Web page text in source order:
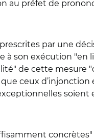
au préfet de
par une
à son exécution "en
de cette mesure
ceux d’injonction
soient